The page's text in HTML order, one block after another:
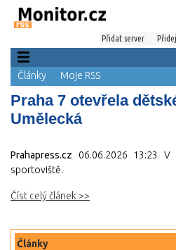
Přidat server
Články Moje RSS
Praha 7 otevřela
Umělecká
Prahapress.cz 06.06.2026 13:23
V
sportoviště.
Číst celý článek >>
Články